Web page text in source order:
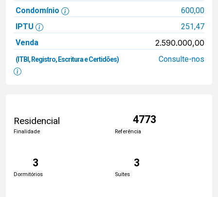
Condomínio
600,00
IPTU
251,47
Venda
2.590.000,00
(ITBI, Registro, Escritura e Certidões) Consulte-nos
Residencial
Finalidade
4773
Referência
3
Dormitórios
3
Suítes